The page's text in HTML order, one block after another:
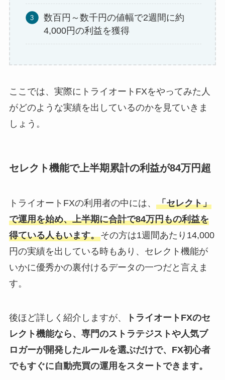
数百円～数千円の値幅で2週間に約
4,000円の利益を獲得
ここでは、実際にトライオートFXをやってみた人
がどのような実績を出しているのかを見ていきま
しょう。
セレクト機能で上半期累計の利益が84万円超
トライオートFXの利用者の中には、 「セレクト」
で運用を始め、上半期に合計で84万円もの利益を
得ている人もいます。その方は1週間あたり14,000
円の実績を出している時もあり、セレクト機能が
いかに優秀かの裏付けるデータの一つだと言えま
す。
後ほど詳しく紹介しますが、
トライオートFXのセ
レクト機能なら、専門のストラテジストや人気ブ
ロガーが開発したルールを選ぶだけで、FX初心者
でもすぐに自動売買の運用をスタートできます。